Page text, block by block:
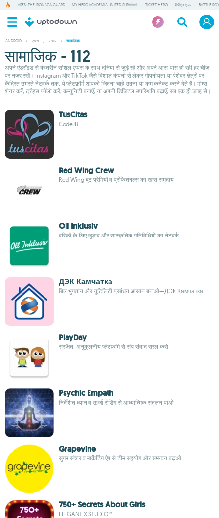
ARES: THE IRON VANGUARD MY HERO ACADEMIA UNITED SURVIVAL TICKET HERO वीपीएन एप्पस BATTLE
ANDROID / एप्पस / संचार / सामाजिक
सामाजिक - 112
अपने एंड्रॉइड से बेहतरीन सोशल एप्पस के साथ दुनिया से जुड़े रहें और अपने आस-पास हो रही हर चीज़
पर नज़र रखें। Instagram और TikTok जैसे विशाल कंपनी से लेकर गोपनीयता या पेशेवर क्षेत्रों पर
केंद्रित उभरते नेटवर्क तक, ये प्लेटफ़ॉर्म आपको जितना चाहें उतना या कम कनेक्ट करने देते हैं। मीम्स
शेयर करें, ट्रेंड्स फ़ॉलो करें, कम्युनिटी बनाएँ, या अपनी डिजिटल उपस्थिति बढ़ाएँ, सब एक ही जगह से।
TusCitas
CodeJB
Red Wing Crew
Red Wing बूट प्रेमियों व प्रोफेशनल्स का खास समुदाय
Oll Inklusiv
वरिष्ठों के लिए जुड़ाव और सांस्कृतिक गतिविधियों का नेटवर्क
ДЭК Камчатка
बिल भुगतान और यूटिलिटी प्रबंधन आसान बनाओ—ДЭК Камчатка
PlayDay
सुरक्षित, अनुकूलनीय प्लेटफ़ॉर्म से संघ संवाद सरल करो
Psychic Empath
निर्देशित ध्यान व ऊर्जा रीडिंग से आध्यात्मिक संतुलन पाओ
Grapevine
सुगम संचार व मार्केटिंग ऐप से टीम सहयोग और समन्वय बढ़ाओ
750+ Secrets About Girls
ELEGANT X STUDIO™